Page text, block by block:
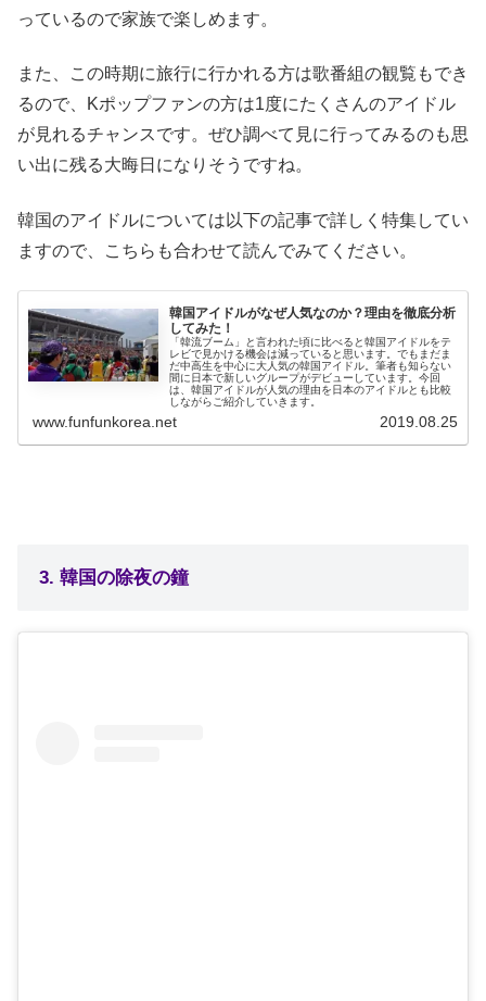
っているので家族で楽しめます。
また、この時期に旅行に行かれる方は歌番組の観覧もでき
るので、Kポップファンの方は1度にたくさんのアイドル
が見れるチャンスです。ぜひ調べて見に行ってみるのも思
い出に残る大晦日になりそうですね。
韓国のアイドルについては以下の記事で詳しく特集してい
ますので、こちらも合わせて読んでみてください。
韓国アイドルがなぜ人気なのか？理由を徹底分析
してみた！
「韓流ブーム」と言われた頃に比べると韓国アイドルをテ
レビで見かける機会は減っていると思います。でもまだま
だ中高生を中心に大人気の韓国アイドル。筆者も知らない
間に日本で新しいグループがデビューしています。今回
は、韓国アイドルが人気の理由を日本のアイドルとも比較
しながらご紹介していきます。
www.funfunkorea.net 2019.08.25
3. 韓国の除夜の鐘